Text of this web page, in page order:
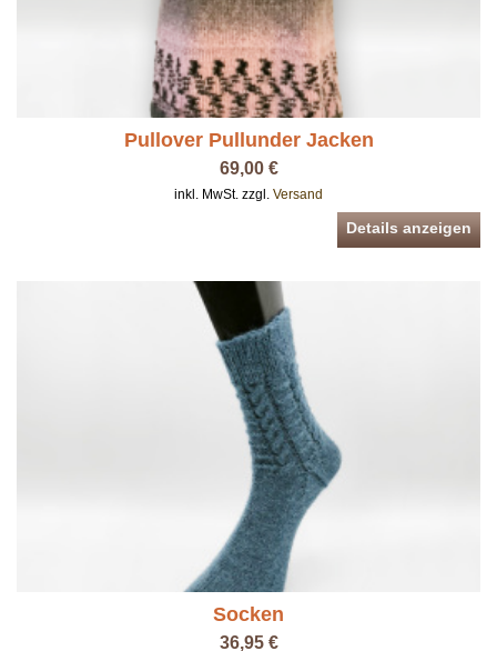
Pullover Pullunder Jacken
69,00 €
inkl. MwSt. zzgl. Versand
Details anzeigen
Socken
36,95 €